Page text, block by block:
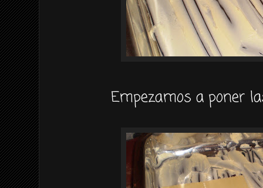
Empezamos a poner